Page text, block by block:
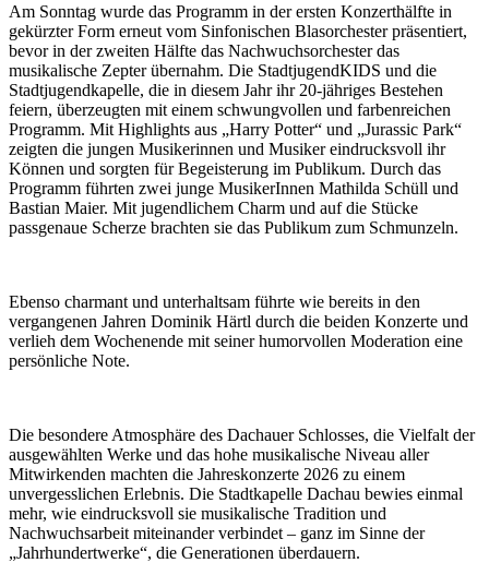
Am Sonntag wurde das Programm in der ersten Konzerthälfte in
gekürzter Form erneut vom Sinfonischen Blasorchester präsentiert,
bevor in der zweiten Hälfte das Nachwuchsorchester das
musikalische Zepter übernahm. Die StadtjugendKIDS und die
Stadtjugendkapelle, die in diesem Jahr ihr 20-jähriges Bestehen
feiern, überzeugten mit einem schwungvollen und farbenreichen
Programm. Mit Highlights aus „Harry Potter“ und „Jurassic Park“
zeigten die jungen Musikerinnen und Musiker eindrucksvoll ihr
Können und sorgten für Begeisterung im Publikum. Durch das
Programm führten zwei junge MusikerInnen Mathilda Schüll und
Bastian Maier. Mit jugendlichem Charm und auf die Stücke
passgenaue Scherze brachten sie das Publikum zum Schmunzeln.
Ebenso charmant und unterhaltsam führte wie bereits in den
vergangenen Jahren Dominik Härtl durch die beiden Konzerte und
verlieh dem Wochenende mit seiner humorvollen Moderation eine
persönliche Note.
Die besondere Atmosphäre des Dachauer Schlosses, die Vielfalt der
ausgewählten Werke und das hohe musikalische Niveau aller
Mitwirkenden machten die Jahreskonzerte 2026 zu einem
unvergesslichen Erlebnis. Die Stadtkapelle Dachau bewies einmal
mehr, wie eindrucksvoll sie musikalische Tradition und
Nachwuchsarbeit miteinander verbindet – ganz im Sinne der
„Jahrhundertwerke“, die Generationen überdauern.